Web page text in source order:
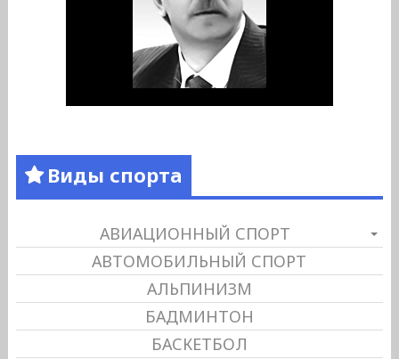
Виды спорта
АВИАЦИОННЫЙ СПОРТ
АВТОМОБИЛЬНЫЙ СПОРТ
АЛЬПИНИЗМ
БАДМИНТОН
БАСКЕТБОЛ